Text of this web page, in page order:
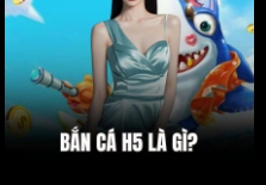
Bắn cá H5 là gì?